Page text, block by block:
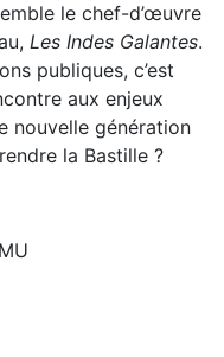
le chef-d’œuvre
Les Indes Galantes.
publiques, c’est
aux enjeux
nouvelle génération
la Bastille ?